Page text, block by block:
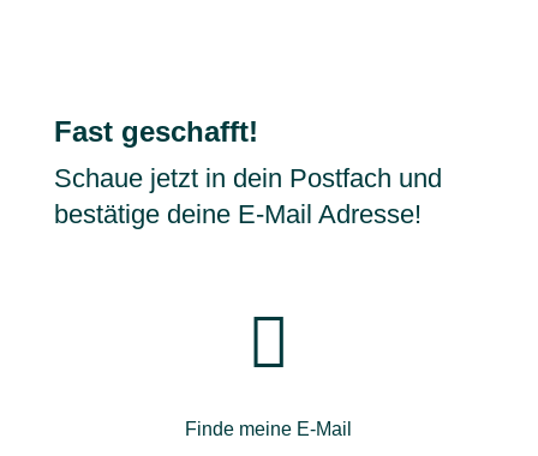
Fast geschafft!
Schaue jetzt in dein Postfach und
bestätige deine E-Mail Adresse!

Finde meine E-Mail